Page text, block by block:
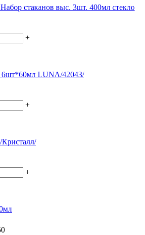
стаканов выс. 3шт. 400мл стекло
+
6шт*60мл LUNA/42043/
+
+